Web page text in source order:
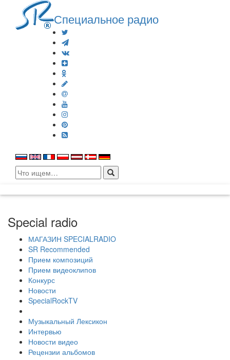
Специальное радио
Search
for:
Special radio
МАГАЗИН SPECIALRADIO
SR Recommended
Прием композиций
Прием видеоклипов
Конкурс
Новости
SpecialRockTV
Музыкальный Лексикон
Интервью
Новости видео
Рецензии альбомов